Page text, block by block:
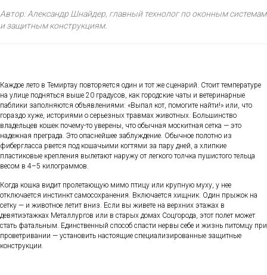
Автор: Александр Шнайдер, главный технолог по оконным системам
и защитным конструкциям.
Каждое лето в Темиртау повторяется один и тот же сценарий. Стоит температуре
на улице подняться выше 20 градусов, как городские чаты и ветеринарные
паблики заполняются объявлениями: «Выпал кот, помогите найти!» или, что
гораздо хуже, историями о серьезных травмах животных. Большинство
владельцев кошек почему-то уверены, что обычная москитная сетка — это
надежная преграда. Это опаснейшее заблуждение. Обычное полотно из
фибергласса рвется под кошачьими когтями за пару дней, а хлипкие
пластиковые крепления вылетают наружу от легкого толчка пушистого тельца
весом в 4–5 килограммов.
Когда кошка видит пролетающую мимо птицу или крупную муху, у нее
отключается инстинкт самосохранения. Включается хищник. Один прыжок на
сетку — и животное летит вниз. Если вы живете на верхних этажах в
девятиэтажках Металлургов или в старых домах Соцгорода, этот полет может
стать фатальным. Единственный способ спасти нервы себе и жизнь питомцу при
проветривании — установить настоящие специализированные защитные
конструкции.